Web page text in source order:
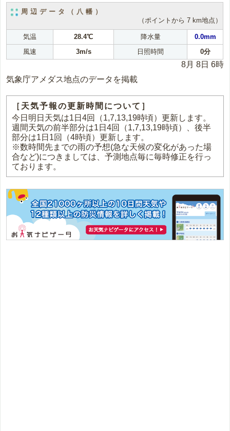
周辺データ（八幡）
（ポイントから 7 km地点）
気温 28.4℃ 降水量
0.0mm
風速
3m/s 日照時間 0分
8月 8日 6時
気象庁アメダス地点のデータを掲載
［天気予報の更新時間について］
今日明日天気は1日4回（1,7,13,19時頃）更新します。
週間天気の前半部分は1日4回（1,7,13,19時頃）、後半
部分は1日1回（4時頃）更新します。
※数時間先までの雨の予想(急な天候の変化があった場
合など)につきましては、予測地点毎に毎時修正を行っ
ております。